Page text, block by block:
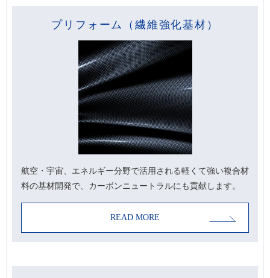
プリフォーム（繊維強化基材）
航空・宇宙、エネルギー分野で活用される軽くて強い複合材
料の基材開発で、カーボンニュートラルにも貢献します。
READ MORE